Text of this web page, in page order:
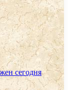
сегодня